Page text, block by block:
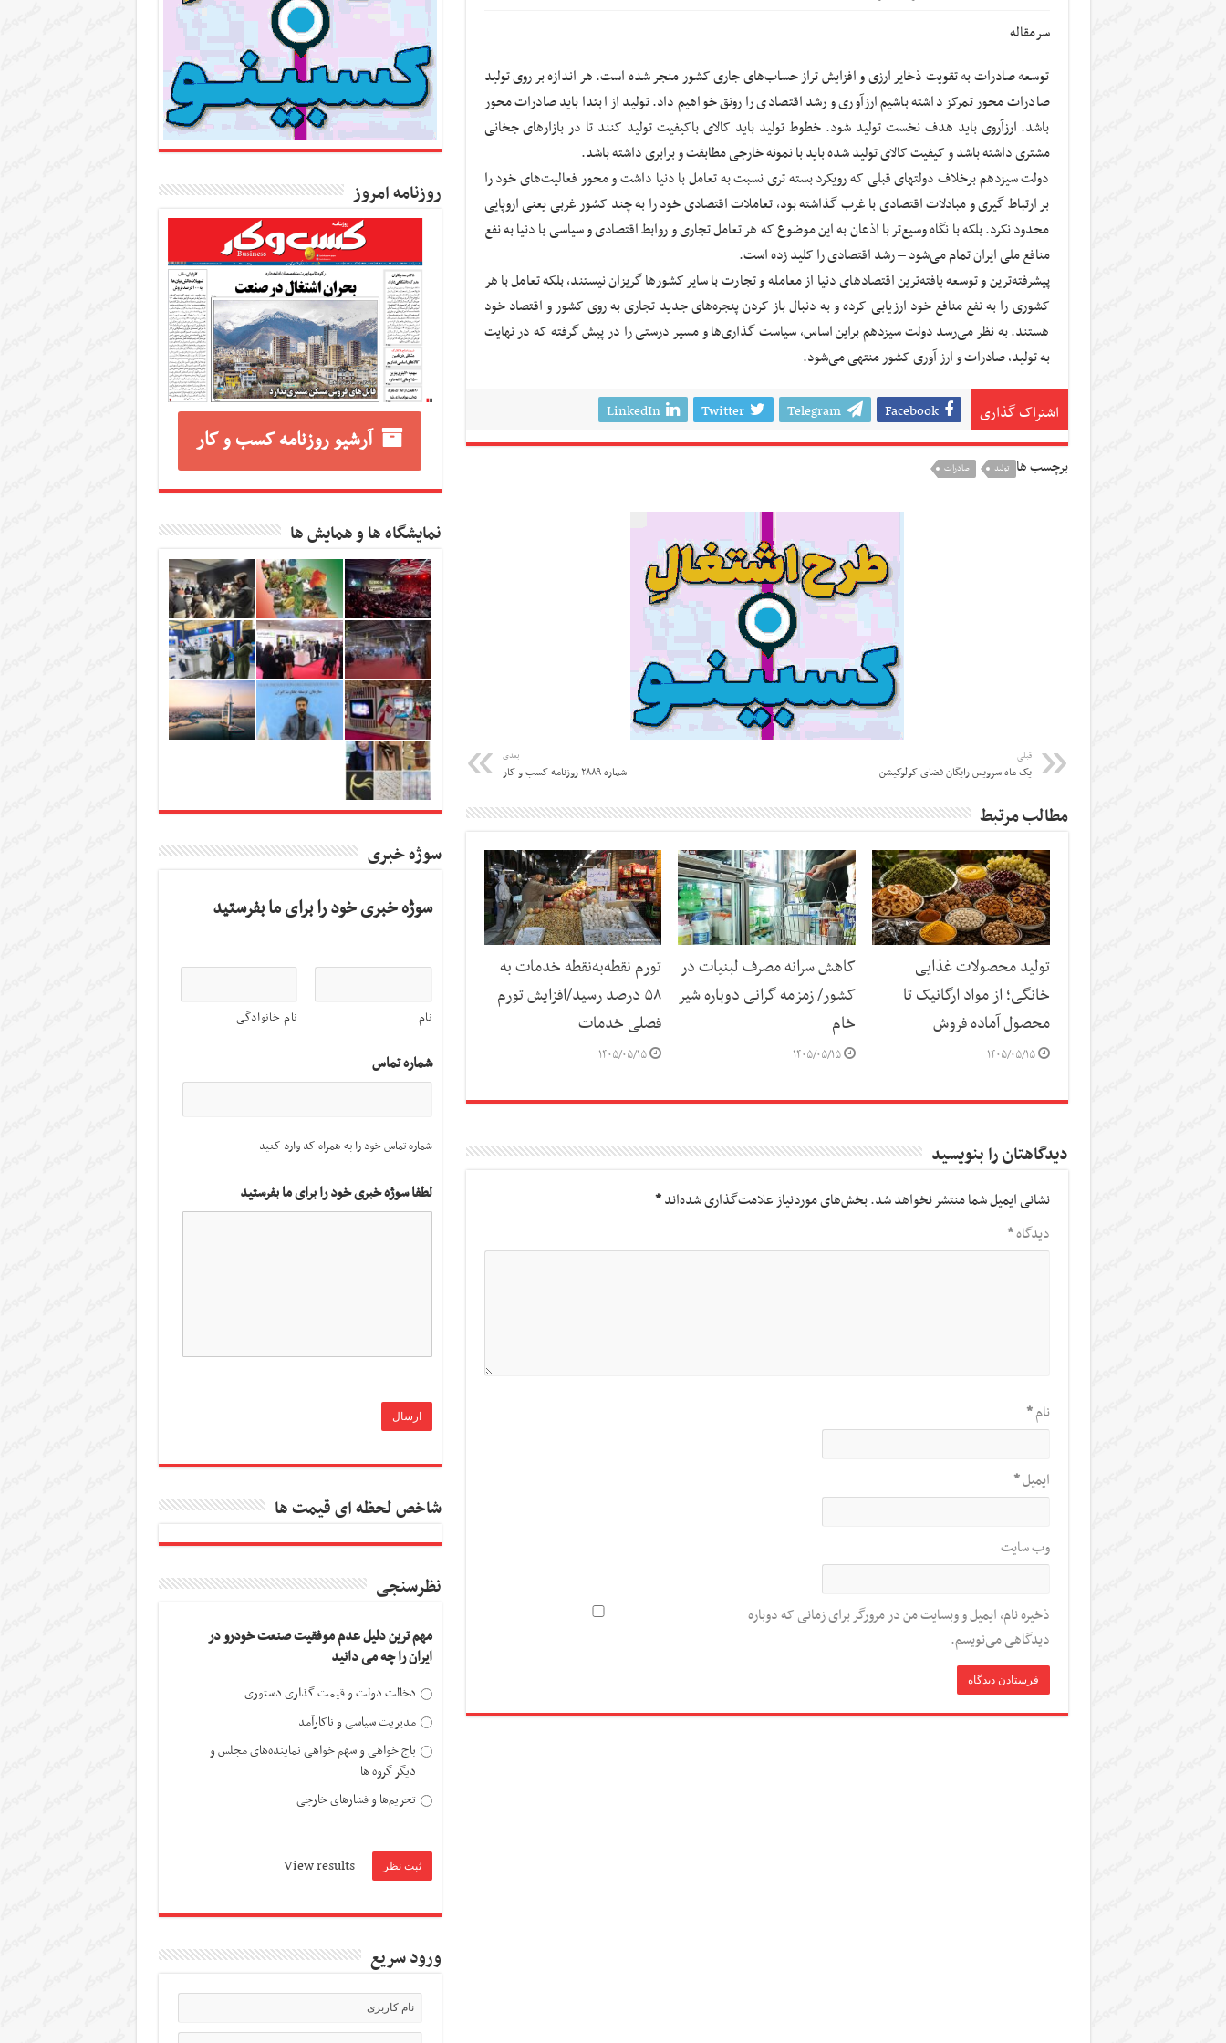
سرمقاله
توسعه صادرات به تقویت ذخایر ارزی و افزایش تراز حساب‌های جاری کشور منجر شده است. هر اندازه بر روی تولید
صادرات محور تمرکز داشته باشیم ارزآوری و رشد اقتصادی را رونق خواهیم داد. تولید از ابتدا باید صادرات محور
باشد. ارزآروی باید هدف نخست تولید شود. خطوط تولید باید کالای باکیفیت تولید کنند تا در بازارهای جخانی
مشتری داشته باشد و کیفیت کالای تولید شده باید با نمونه خارجی مطابقت و برابری داشته باشد.
دولت سیزدهم برخلاف دولتهای قبلی که رویکرد بسته تری نسبت به تعامل با دنیا داشت و محور فعالیت‌های خود را
بر ارتباط گیری و مبادلات اقتصادی با غرب گذاشته بود، تعاملات اقتصادی خود را به چند کشور غربی یعنی اروپایی
محدود نکرد. بلکه با نگاه وسیع‌تر با اذعان به این موضوع که هر تعامل تجاری و روابط اقتصادی و سیاسی با دنیا به نفع
منافع ملی ایران تمام می‌شود – رشد اقتصادی را کلید زده است.
پیشرفته‌ترین و توسعه یافته‌ترین اقتصادهای دنیا از معامله و تجارت با سایر کشورها گریزان نیستند، بلکه تعامل با هر
کشوری را به نفع منافع خود ارزیابی کرده و به دنبال باز کردن پنجره‌های جدید تجاری به روی کشور و اقتصاد خود
هستند. به نظر می‌رسد دولت سیزدهم براین اساس، سیاست گذاری‌ها و مسیر درستی را در پیش گرفته که در نهایت
به تولید، صادرات و ارز آوری کشور منتهی می‌شود.
اشتراک گذاری Facebook
Telegram
Twitter
LinkedIn
برچسب ها تولید صادرات
قبلی
یک ماه سرویس رایگان فضای کولوکیشن
بعدی
شماره ۲۸۸۹ روزنامه کسب و کار
مطالب مرتبط
تولید محصولات غذایی
خانگی؛ از مواد ارگانیک تا
محصول آماده فروش
۱۴۰۵/۰۵/۱۵
کاهش سرانه مصرف لبنیات در
کشور/ زمزمه گرانی دوباره شیر
خام
۱۴۰۵/۰۵/۱۵
تورم نقطه‌به‌نقطه خدمات به
۵۸ درصد رسید/افزایش تورم
فصلی خدمات
۱۴۰۵/۰۵/۱۵
دیدگاهتان را بنویسید
نشانی ایمیل شما منتشر نخواهد شد.بخش‌های موردنیاز علامت‌گذاری شده‌اند*
دیدگاه*
نام*
ایمیل*
وب‌ سایت
ذخیره نام، ایمیل و وبسایت من در مرورگر برای زمانی که دوباره
دیدگاهی می‌نویسم.
روزنامه امروز
آرشیو روزنامه کسب و کار
نمایشگاه ها و همایش ها
سوژه خبری
سوژه خبری خود را برای ما بفرستید
نام نام خانوادگی
شماره تماس
شماره تماس خود را به همراه کد وارد کنید
لطفا سوژه خبری خود را برای ما بفرستید
شاخص لحظه ای قیمت ها
نظرسنجی
مهم ترین دلیل عدم موفقیت صنعت خودرو در
ایران را چه می دانید
دخالت دولت و قیمت گذاری دستوری
مدیریت سیاسی و ناکارآمد
باج خواهی و سهم خواهی نماینده‌های مجلس و
دیگر گروه ها
تحریم‌ها و فشارهای خارجی
View results
ورود سریع